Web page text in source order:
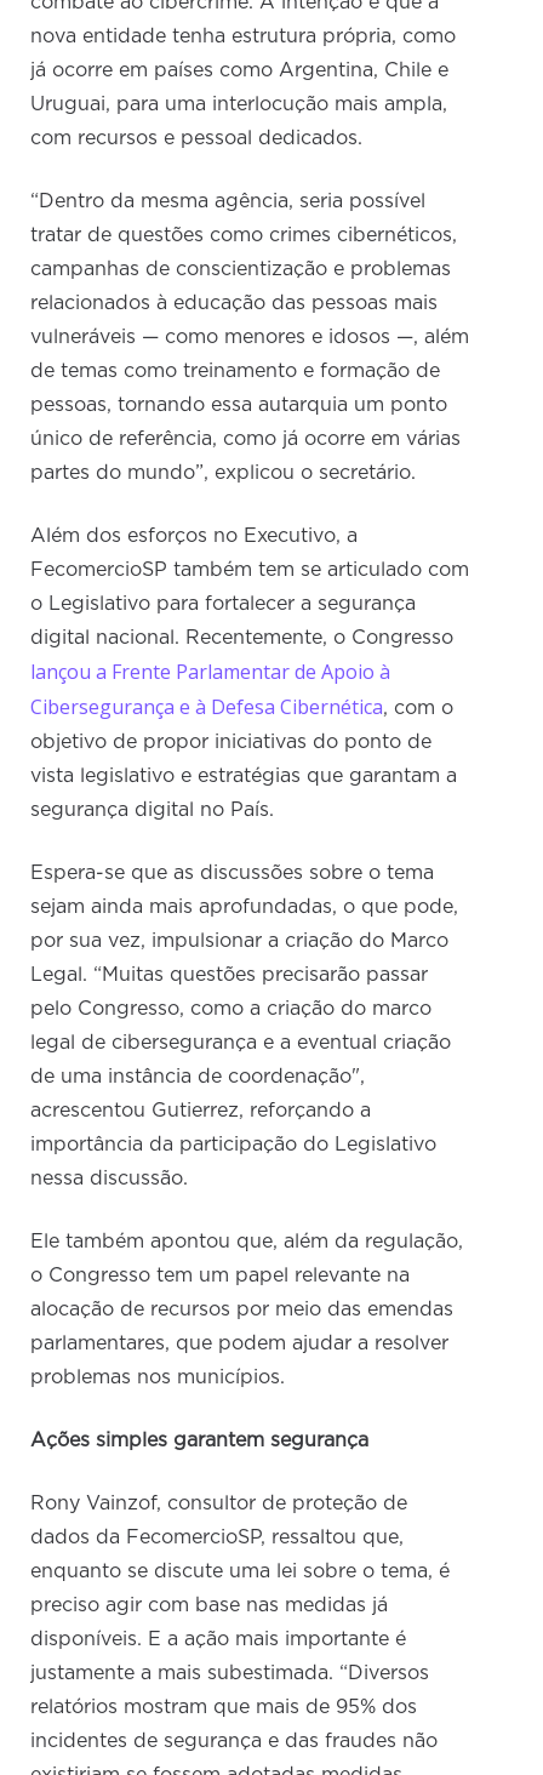
nova entidade tenha estrutura própria, como
já ocorre em países como Argentina, Chile e
Uruguai, para uma interlocução mais ampla,
com recursos e pessoal dedicados.
“Dentro da mesma agência, seria possível
tratar de questões como crimes cibernéticos,
campanhas de conscientização e problemas
relacionados à educação das pessoas mais
vulneráveis — como menores e idosos —, além
de temas como treinamento e formação de
pessoas, tornando essa autarquia um ponto
único de referência, como já ocorre em várias
partes do mundo”, explicou o secretário.
Além dos esforços no Executivo, a
FecomercioSP também tem se articulado com
o Legislativo para fortalecer a segurança
digital nacional. Recentemente, o Congresso
lançou a Frente Parlamentar de Apoio à
Cibersegurança e à Defesa Cibernética, com o
objetivo de propor iniciativas do ponto de
vista legislativo e estratégias que garantam a
segurança digital no País.
Espera-se que as discussões sobre o tema
sejam ainda mais aprofundadas, o que pode,
por sua vez, impulsionar a criação do Marco
Legal. “Muitas questões precisarão passar
pelo Congresso, como a criação do marco
legal de cibersegurança e a eventual criação
de uma instância de coordenação",
acrescentou Gutierrez, reforçando a
importância da participação do Legislativo
nessa discussão.
Ele também apontou que, além da regulação,
o Congresso tem um papel relevante na
alocação de recursos por meio das emendas
parlamentares, que podem ajudar a resolver
problemas nos municípios.
Ações simples garantem segurança
Rony Vainzof, consultor de proteção de
dados da FecomercioSP, ressaltou que,
enquanto se discute uma lei sobre o tema, é
preciso agir com base nas medidas já
disponíveis. E a ação mais importante é
justamente a mais subestimada. “Diversos
relatórios mostram que mais de 95% dos
incidentes de segurança e das fraudes não